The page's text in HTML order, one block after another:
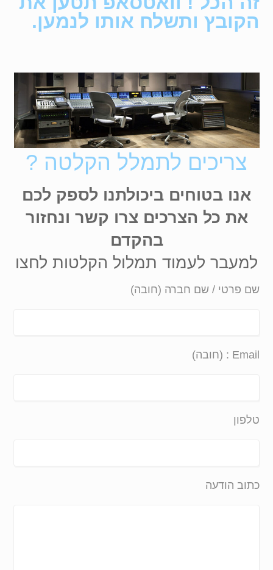
הקובץ ותשלח אותו לנמען.
צריכים לתמלל הקלטה ?
אנו בטוחים ביכולתנו לספק לכם
את כל הצרכים צרו קשר ונחזור
בהקדם
למעבר לעמוד תמלול הקלטות לחצו
שם פרטי / שם חברה (חובה)
Email : (חובה)
טלפון
כתוב הודעה